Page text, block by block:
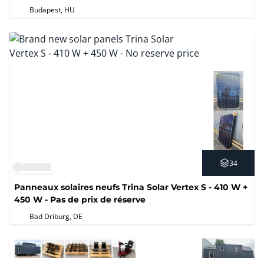
Budapest, HU
34
Panneaux solaires neufs Trina Solar Vertex S - 410 W +
450 W - Pas de prix de réserve
Bad Driburg, DE